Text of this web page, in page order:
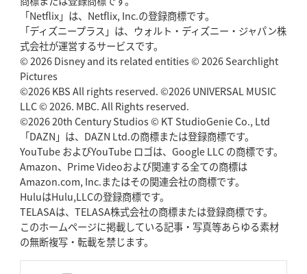
「Netflix」は、Netflix, Inc.の登録商標です。
「ディズニープラス」は、ウォルト・ディズニー・ジャパン株
式会社が運営するサービスです。
© 2026 Disney and its related entities © 2026 Searchlight
Pictures
©2026 KBS All rights reserved. ©2026 UNIVERSAL MUSIC
LLC © 2026. MBC. All Rights reserved.
©2026 20th Century Studios © KT StudioGenie Co., Ltd
「DAZN」は、DAZN Ltd.の商標または登録商標です。
YouTube およびYouTube ロゴは、Google LLC の商標です。
Amazon、Prime Videoおよび関連する全ての商標は
Amazon.com, Inc.またはその関連会社の商標です。
HuluはHulu,LLCの登録商標です。
TELASAは、TELASA株式会社の商標または登録商標です。
このホームページに掲載している記事・写真等あらゆる素材
の無断複写・転載を禁じます。